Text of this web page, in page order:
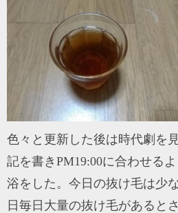
色々と更新した後は時代劇を
記を書きPM19:00に合わせる
浴をした。今日の抜け毛は少
日毎日大量の抜け毛があると